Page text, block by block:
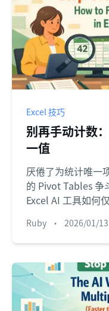
Excel 技巧
别再手动计数
一值
厌倦了为统计唯一
的 Pivot Tables 争
Excel AI 工具如何
Ruby • 2026/01/13